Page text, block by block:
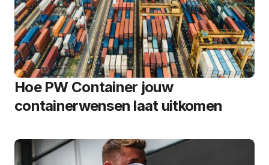
Hoe PW Container jouw
containerwensen laat uitkomen